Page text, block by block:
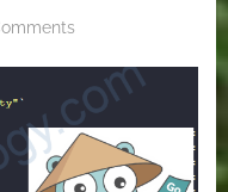
on
Convert
between
Json